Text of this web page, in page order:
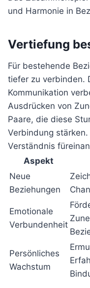
und Harmonie in
Vertiefung
Für bestehende
tiefer zu verbinden.
Kommunikation
Ausdrücken von
Paare, die diese
Verbindung
Verständnis
Aspekt
Neue
Beziehungen
Emotionale
Verbundenheit
Persönliches
Wachstum